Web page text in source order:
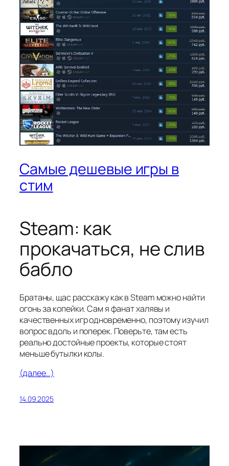
Самые дешевые игры в
стим
Steam: как
прокачаться, не слив
бабло
Братаны, щас расскажу как в Steam можно найти
огонь за копейки. Сам я фанат халявы и
качественных игр одновременно, поэтому изучил
вопрос вдоль и поперек. Поверьте, там есть
реально достойные проекты, которые стоят
меньше бутылки колы.
(далее…)
14.09.2025